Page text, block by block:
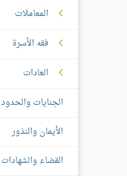
المعاملات
فقه الأسرة
العادات
الجنايات والحدود
الأيمان والنذور
القضاء والشهادات